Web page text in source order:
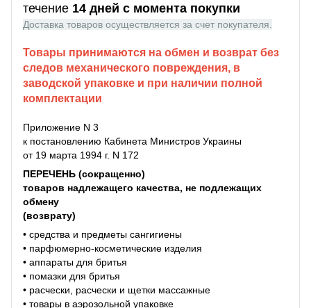
течение 14 дней с момента покупки
Доставка товаров осуществляется за счет покупателя.
Товары принимаются на обмен и возврат без
следов механического повреждения, в
заводской упаковке и при наличии полной
комплектации
Приложение N 3
к постановлению Кабинета Министров Украины
от 19 марта 1994 г. N 172
ПЕРЕЧЕНЬ (сокращенно)
товаров надлежащего качества, не подлежащих
обмену
(возврату)
• средства и предметы сангигиены
• парфюмерно-косметические изделия
• аппараты для бритья
• помазки для бритья
• расчески, расчески и щетки массажные
• товары в аэрозольной упаковке